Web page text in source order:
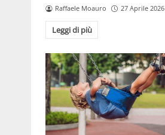
Raffaele Moauro 27 Aprile 2026
Leggi di più